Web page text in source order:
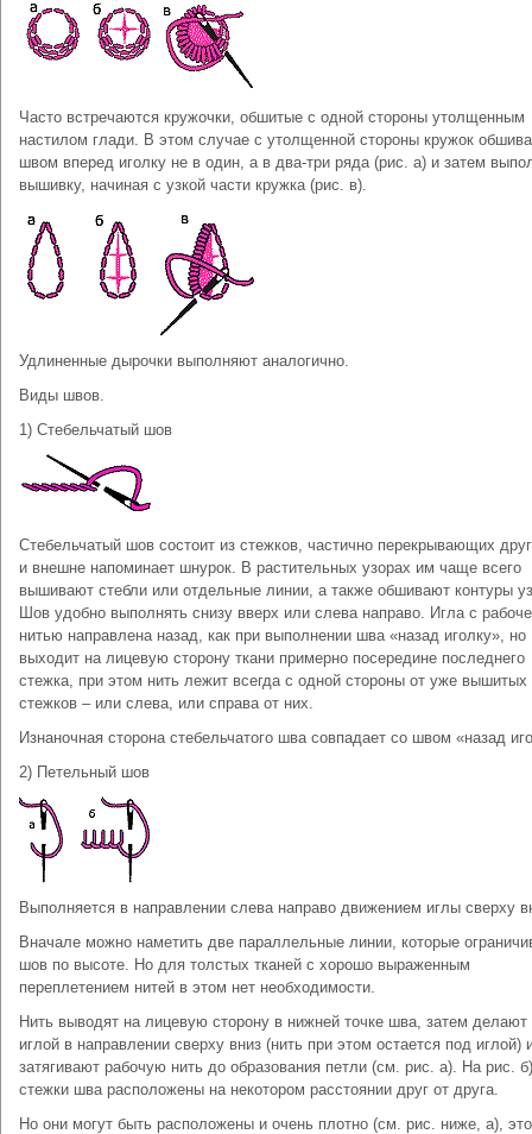
Часто встречаются кружочки, обшитые с одной стороны утолщенным
настилом глади. В этом случае с утолщенной стороны кружок
швом вперед иголку не в один, а в два-три ряда (рис. а) и затем
вышивку, начиная с узкой части кружка (рис. в).
Удлиненные дырочки выполняют аналогично.
Виды швов.
1) Стебельчатый шов
Стебельчатый шов состоит из стежков, частично перекрывающих
и внешне напоминает шнурок. В растительных узорах им чаще всего
вышивают стебли или отдельные линии, а также обшивают контуры
Шов удобно выполнять снизу вверх или слева направо. Игла с
нитью направлена назад, как при выполнении шва «назад иголку», но
выходит на лицевую сторону ткани примерно посередине последнего
стежка, при этом нить лежит всегда с одной стороны от уже вышитых
стежков – или слева, или справа от них.
Изнаночная сторона стебельчатого шва совпадает со швом «назад
2) Петельный шов
Выполняется в направлении слева направо движением иглы сверху
Вначале можно наметить две параллельные линии, которые
шов по высоте. Но для толстых тканей с хорошо выраженным
переплетением нитей в этом нет необходимости.
Нить выводят на лицевую сторону в нижней точке шва, затем делают
иглой в направлении сверху вниз (нить при этом остается под иглой)
затягивают рабочую нить до образования петли (см. рис. а). На рис. б)
стежки шва расположены на некотором расстоянии друг от друга.
Но они могут быть расположены и очень плотно (см. рис. ниже, а),